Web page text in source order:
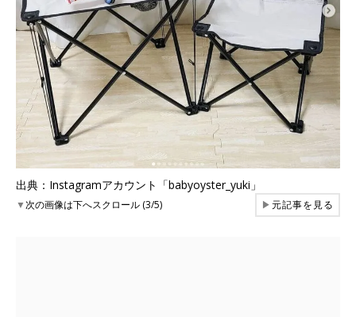
出典：Instagramアカウント「babyoyster_yuki」
▼次の画像は下へスクロール (3/5) ▶元記事を見る